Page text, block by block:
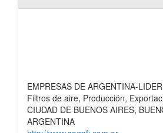
EMPRESAS DE ARGENTINA-
Filtros de aire, Producción,
CIUDAD DE BUENOS AIRES,
ARGENTINA